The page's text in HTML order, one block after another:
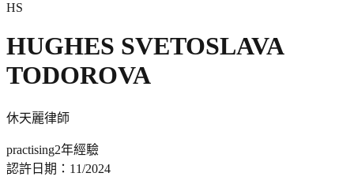
HS
HUGHES SVETOSLAVA
TODOROVA
休天麗律師
practising2年經驗
認許日期： 11/2024